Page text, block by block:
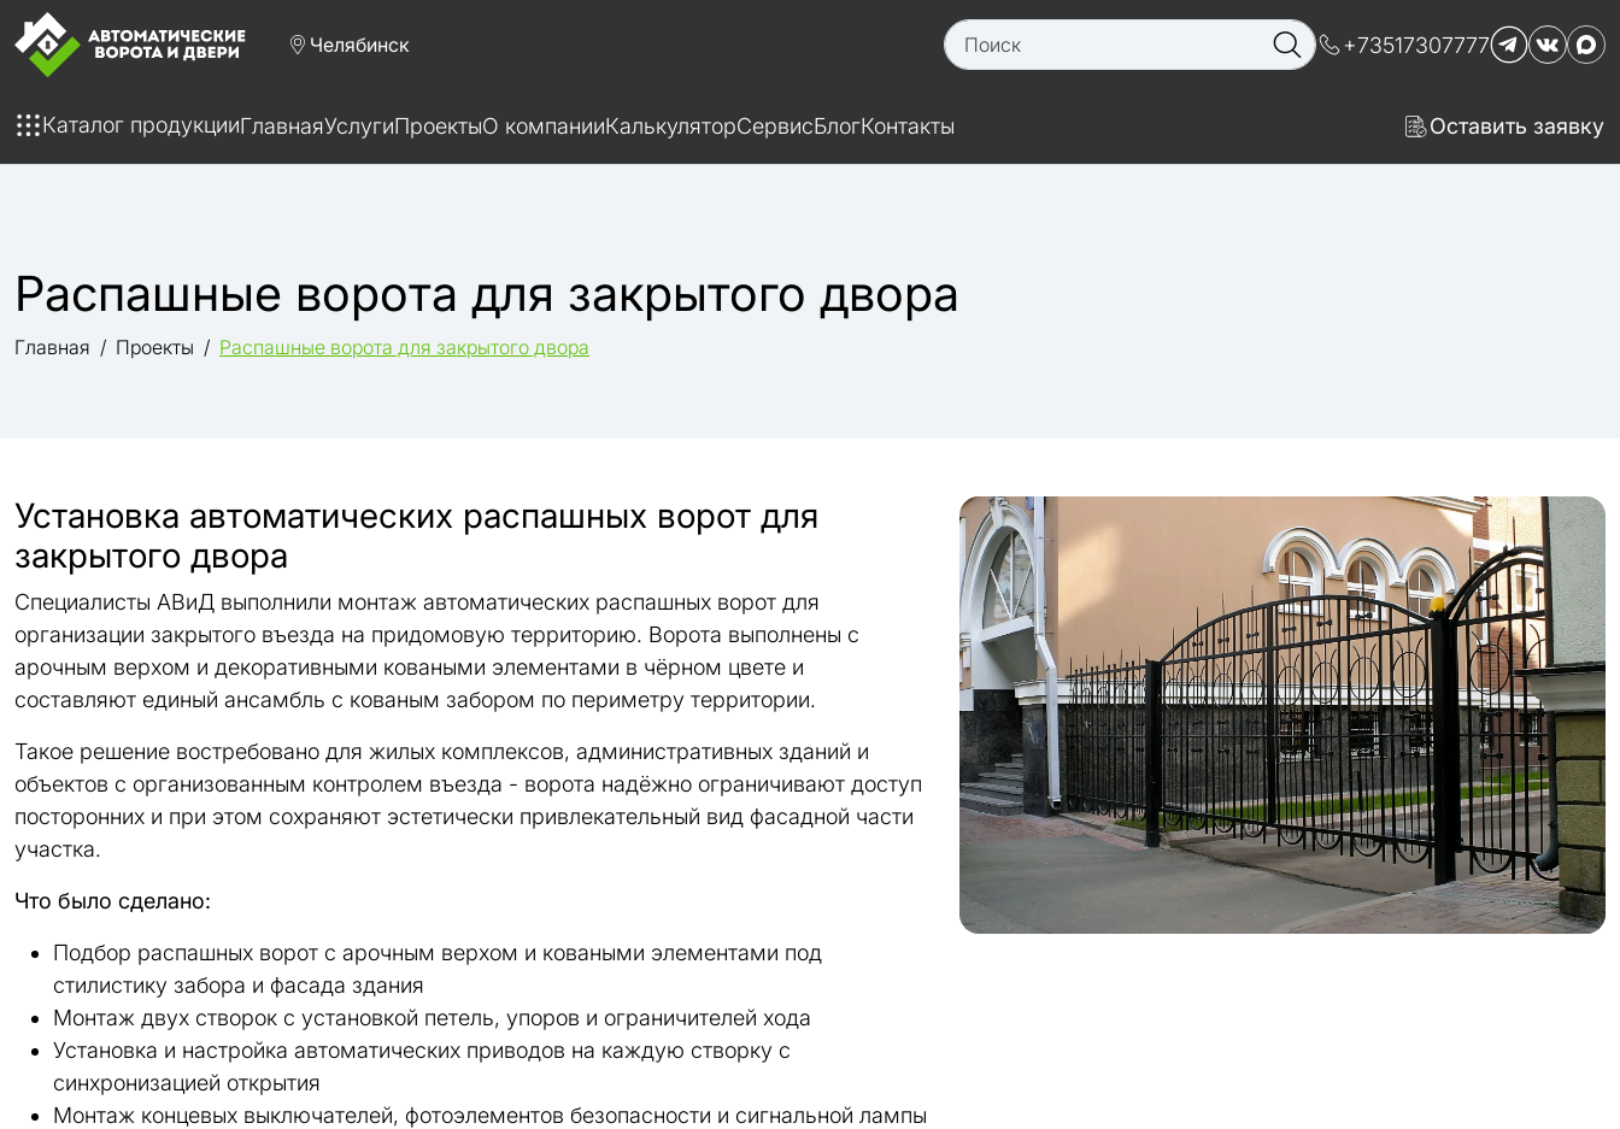
Челябинск +73517307777
Каталог продукцииГлавнаяУслугиПроектыО компанииКалькуляторСервисБлогКонтакты Оставить заявку
Распашные ворота для закрытого двора
Главная Проекты Распашные ворота для закрытого двора
Установка автоматических распашных ворот для
закрытого двора
Специалисты АВиД выполнили монтаж автоматических распашных ворот для
организации закрытого въезда на придомовую территорию. Ворота выполнены с
арочным верхом и декоративными коваными элементами в чёрном цвете и
составляют единый ансамбль с кованым забором по периметру территории.
Такое решение востребовано для жилых комплексов, административных зданий и
объектов с организованным контролем въезда - ворота надёжно ограничивают доступ
посторонних и при этом сохраняют эстетически привлекательный вид фасадной части
участка.
Что было сделано:
Подбор распашных ворот с арочным верхом и коваными элементами под
стилистику забора и фасада здания
Монтаж двух створок с установкой петель, упоров и ограничителей хода
Установка и настройка автоматических приводов на каждую створку с
синхронизацией открытия
Монтаж концевых выключателей, фотоэлементов безопасности и сигнальной лампы